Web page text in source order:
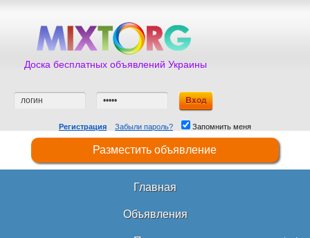
Доска бесплатных объявлений Украины
Регистрация Забыли пароль? Запомнить меня
Разместить объявление
Главная
Объявления